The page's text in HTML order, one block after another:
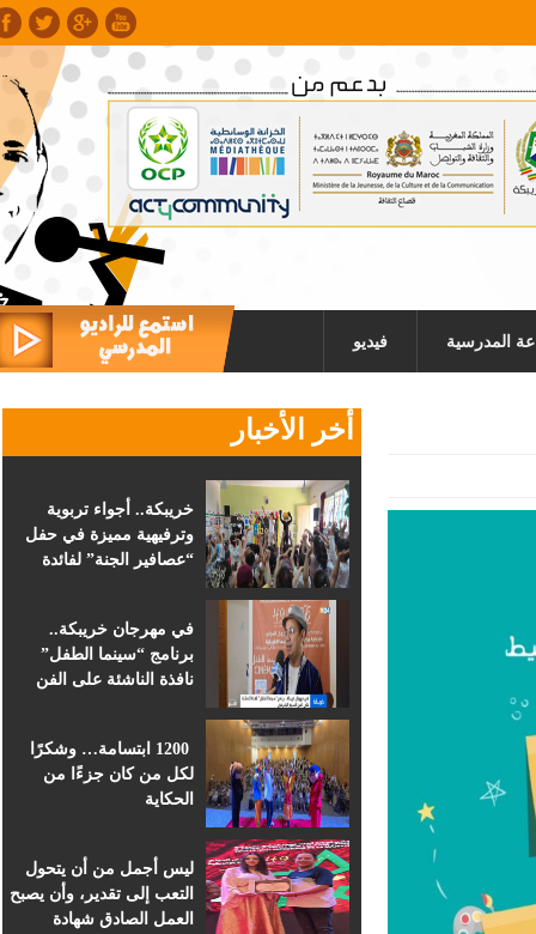
المدرسية فيديو
أخر الأخبار
خريبكة.. أجواء تربوية
وترفيهية مميزة في حفل
“عصافير الجنة” لفائدة
في مهرجان خريبكة..
برنامج “سينما الطفل”
نافذة الناشئة على الفن
1200 ابتسامة… وشكرًا
لكل من كان جزءًا من
الحكاية
ليس أجمل من أن يتحول
التعب إلى تقدير، وأن يصبح
العمل الصادق شهادة